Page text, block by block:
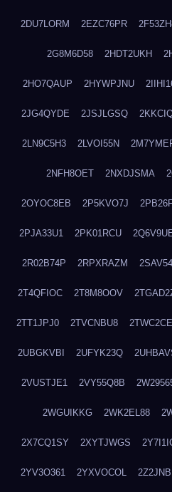
2DU7LORM 2EZC76PR
2G8M6D58 2HDT2UKH
2HO7QAUP 2HYWPJNU
2JG4QYDE 2JSJLGSQ
2LN9C5H3 2LVOI55N
2NFH8OET 2NXDJSMA
2OYOC8EB 2P5KVO7J
2PJA33U1 2PK01RCU
2R02B74P 2RPXRAZM
2T4QFIOC 2T8M8OOV
2TT1JPJ0 2TVCNBU8
2UBGKVBI 2UFYK23Q
2VUSTJE1 2VY55Q8B
2WGUIKKG 2WK2EL88
2X7CQ1SY 2XYTJWGS
2YV3O361 2YXVOCOL